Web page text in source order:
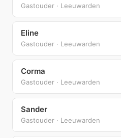
Gastouder · Leeuwarden
Eline
Gastouder · Leeuwarden
Corma
Gastouder · Leeuwarden
Sander
Gastouder · Leeuwarden